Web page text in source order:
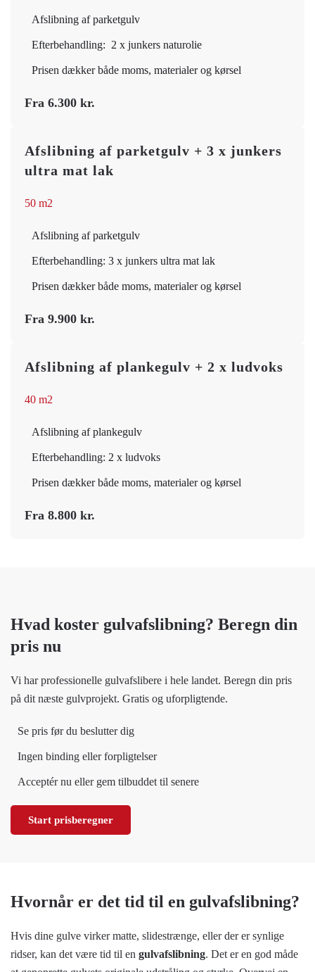
Afslibning af parketgulv
Efterbehandling: 2 x junkers naturolie
Prisen dækker både moms, materialer og kørsel
Fra 6.300 kr.
Afslibning af parketgulv + 3 x junkers
ultra mat lak
50 m2
Afslibning af parketgulv
Efterbehandling: 3 x junkers ultra mat lak
Prisen dækker både moms, materialer og kørsel
Fra 9.900 kr.
Afslibning af plankegulv + 2 x ludvoks
40 m2
Afslibning af plankegulv
Efterbehandling: 2 x ludvoks
Prisen dækker både moms, materialer og kørsel
Fra 8.800 kr.
Hvad koster gulvafslibning? Beregn din
pris nu
Vi har professionelle gulvafslibere i hele landet. Beregn din pris
på dit næste gulvprojekt. Gratis og uforpligtende.
Se pris før du beslutter dig
Ingen binding eller forpligtelser
Acceptér nu eller gem tilbuddet til senere
Start prisberegner
Hvornår er det tid til en gulvafslibning?
Hvis dine gulve virker matte, slidestrænge, eller der er synlige
ridser, kan det være tid til en gulvafslibning. Det er en god måde